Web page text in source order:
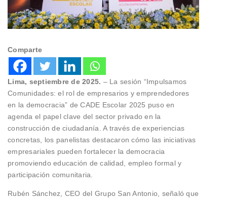
Comparte
Lima, septiembre de 2025. – La sesión “Impulsamos
Comunidades: el rol de empresarios y emprendedores
en la democracia” de CADE Escolar 2025 puso en
agenda el papel clave del sector privado en la
construcción de ciudadanía. A través de experiencias
concretas, los panelistas destacaron cómo las iniciativas
empresariales pueden fortalecer la democracia
promoviendo educación de calidad, empleo formal y
participación comunitaria.
Rubén Sánchez, CEO del Grupo San Antonio, señaló que